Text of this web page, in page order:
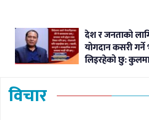
देश र जनताको
योगदान कसरी
लिइरहेको छु:
विचार